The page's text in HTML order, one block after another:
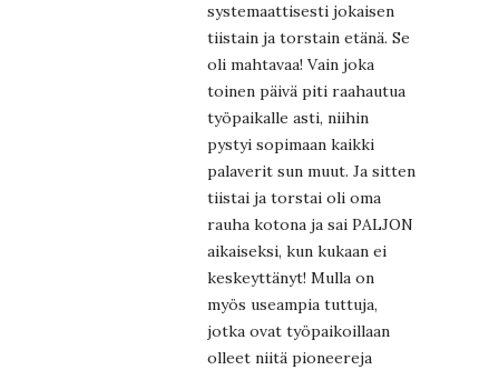
systemaattisesti jokaisen
tiistain ja torstain etänä. Se
oli mahtavaa! Vain joka
toinen päivä piti raahautua
työpaikalle asti, niihin
pystyi sopimaan kaikki
palaverit sun muut. Ja sitten
tiistai ja torstai oli oma
rauha kotona ja sai PALJON
aikaiseksi, kun kukaan ei
keskeyttänyt! Mulla on
myös useampia tuttuja,
jotka ovat työpaikoillaan
olleet niitä pioneereja